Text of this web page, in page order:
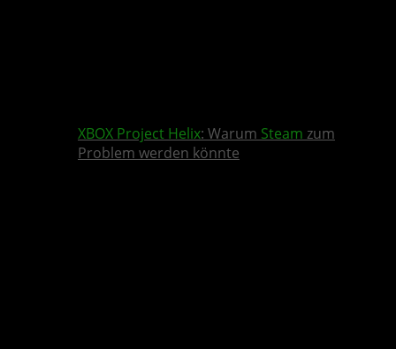
XBOX Project Helix: Warum Steam zum
Problem werden könnte